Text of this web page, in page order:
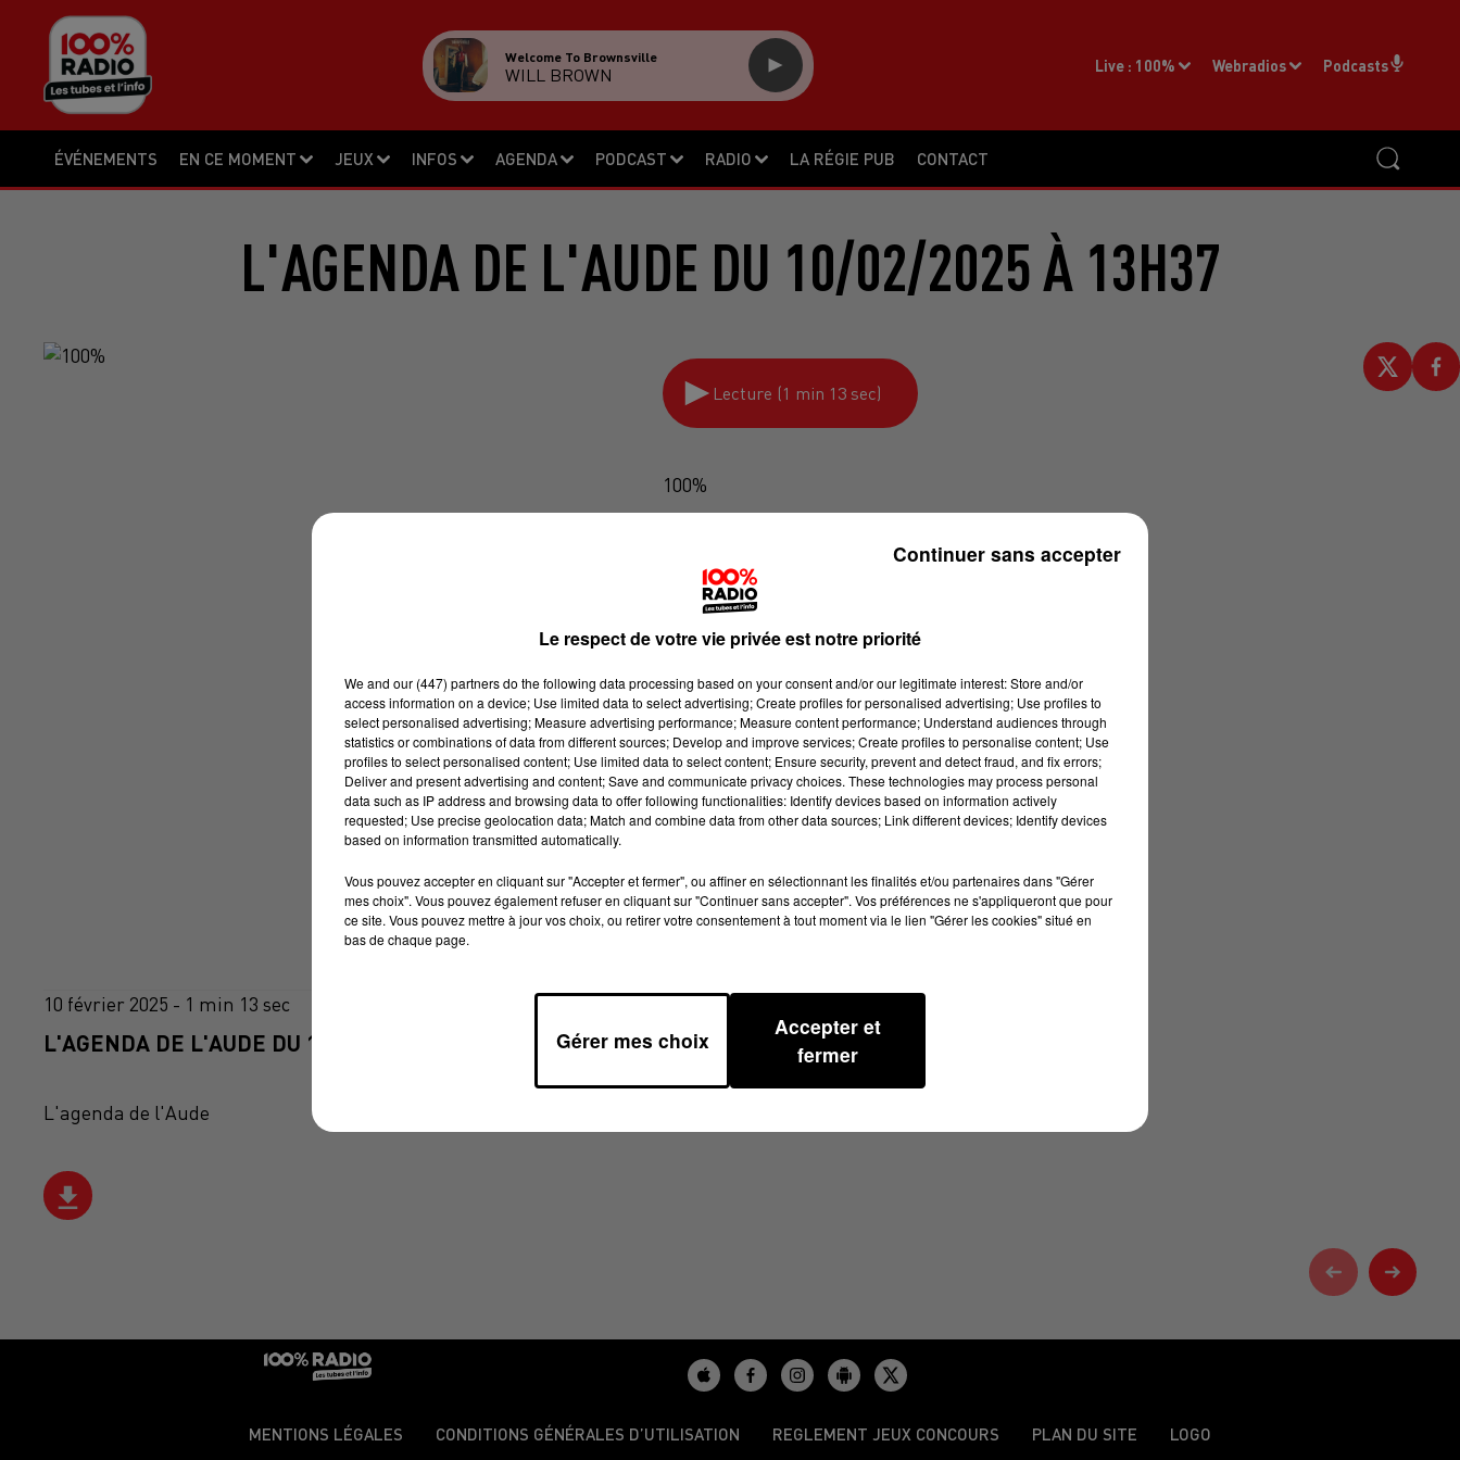
ÉVÉNEMENTS EN CE MOMENT JEUX INFOS AGENDA PODCAST RADIO LA RÉGIE PUB CONTACT
Live : 100% Webradios Podcasts
Welcome To Brownsville
WILL BROWN
L'AGENDA DE L'AUDE DU 10/02/2025 À 13H37
Lecture (1 min 13 sec)
100%
10 février 2025 - 1 min 13 sec
L'AGENDA DE L'AUDE DU 10/02/2025 À 13H37
L'agenda de l'Aude
MENTIONS LÉGALES CONDITIONS GÉNÉRALES D’UTILISATION REGLEMENT JEUX CONCOURS PLAN DU SITE LOGO
Le respect de votre vie privée est notre priorité
We and our (447) partnersdo the following data processing based on your consent and/or our legitimate interest: Store and/or
access information on a device; Use limited data to select advertising; Create profiles for personalised advertising; Use profiles to
select personalised advertising; Measure advertising performance; Measure content performance; Understand audiences through
statistics or combinations of data from different sources; Develop and improve services; Create profiles to personalise content; Use
profiles to select personalised content; Use limited data to select content; Ensure security, prevent and detect fraud, and fix errors;
Deliver and present advertising and content; Save and communicate privacy choices. These technologies may process personal
data such as IP address and browsing data to offer following functionalities: Identify devices based on information actively
requested; Use precise geolocation data; Match and combine data from other data sources; Link different devices; Identify devices
based on information transmitted automatically.
Vous pouvez accepter en cliquant sur "Accepter et fermer", ou affiner en sélectionnant les finalités et/ou partenaires dans "Gérer
mes choix". Vous pouvez également refuser en cliquant sur "Continuer sans accepter". Vos préférences ne s'appliqueront que pour
ce site. Vous pouvez mettre à jour vos choix, ou retirer votre consentement à tout moment via le lien "Gérer les cookies" situé en
bas de chaque page.
Gérer mes choix
Accepter et
fermer
Continuer sans accepter